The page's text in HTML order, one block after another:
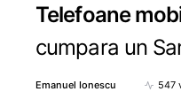
Telefoane
cumpara un
Emanuel Ionescu 547